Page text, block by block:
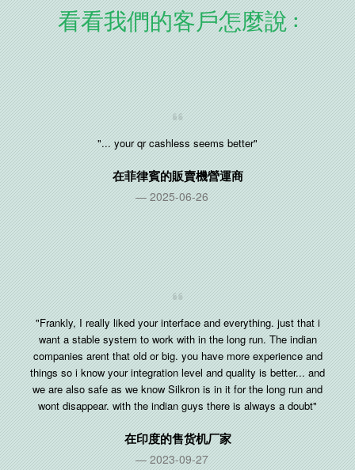
看看我們的客戶怎麼說 :
"... your qr cashless seems better"
在菲律賓的販賣機營運商
2025-06-26
"Frankly, I really liked your interface and everything. just that i
want a stable system to work with in the long run. The indian
companies arent that old or big. you have more experience and
things so i know your integration level and quality is better... and
we are also safe as we know Silkron is in it for the long run and
wont disappear. with the indian guys there is always a doubt"
在印度的售货机厂家
2023-09-27